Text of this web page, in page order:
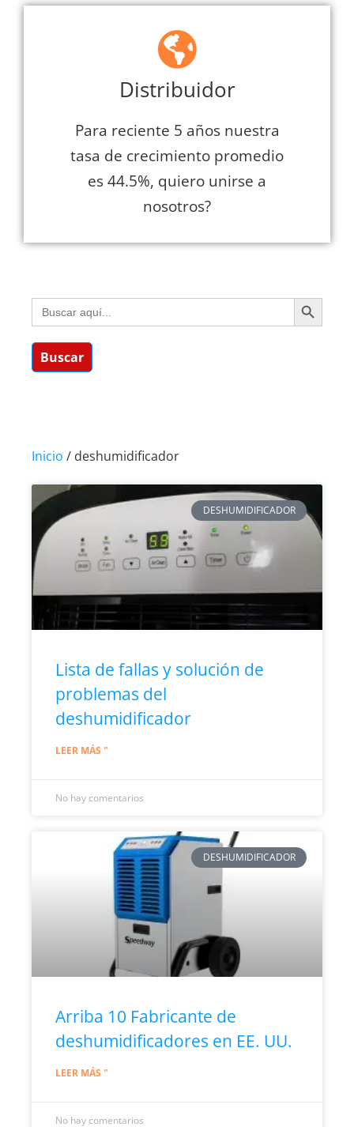
Distribuidor
Para reciente 5 años nuestra
tasa de crecimiento promedio
es 44.5%, quiero unirse a
nosotros?
Buscar: BOTÓN
Buscar
Inicio / deshumidificador
DESHUMIDIFICADOR
Lista de fallas y solución de
problemas del
deshumidificador
LEER MÁS "
No hay comentarios
DESHUMIDIFICADOR
Arriba 10 Fabricante de
deshumidificadores en EE. UU.
LEER MÁS "
No hay comentarios